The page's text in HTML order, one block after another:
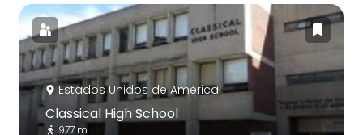
Estados Unidos de América
Classical High School
977 m